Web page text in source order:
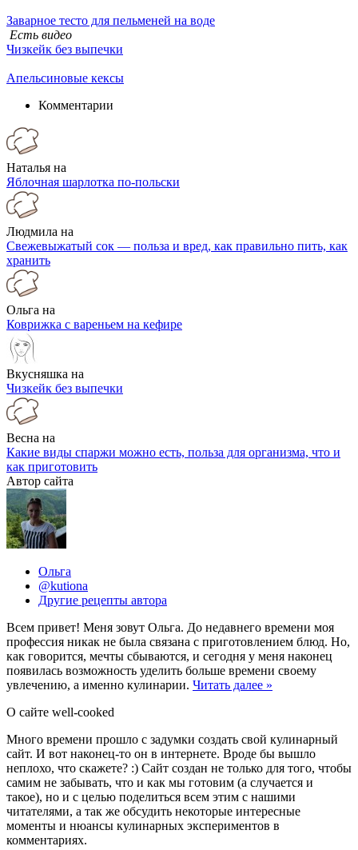
Заварное тесто для пельменей на воде
Есть видео
Чизкейк без выпечки
Апельсиновые кексы
Комментарии
Наталья на
Яблочная шарлотка по-польски
Людмила на
Свежевыжатый сок — польза и вред, как правильно пить, как
хранить
Ольга на
Коврижка с вареньем на кефире
Вкусняшка на
Чизкейк без выпечки
Весна на
Какие виды спаржи можно есть, польза для организма, что и
как приготовить
Автор сайта
Ольга
@kutiona
Другие рецепты автора
Всем привет! Меня зовут Ольга. До недавнего времени моя
профессия никак не была связана с приготовлением блюд. Но,
как говорится, мечты сбываются, и сегодня у меня наконец
появилась возможность уделить больше времени своему
увлечению, а именно кулинарии. Читать далее »
О сайте well-cooked
Много времени прошло с задумки создать свой кулинарный
сайт. И вот наконец-то он в интернете. Вроде бы вышло
неплохо, что скажете? :) Сайт создан не только для того, чтобы
самим не забывать, что и как мы готовим (а случается и
такое), но и с целью поделиться всем этим с нашими
читателями, а так же обсудить некоторые интересные
моменты и нюансы кулинарных экспериментов в
комментариях.